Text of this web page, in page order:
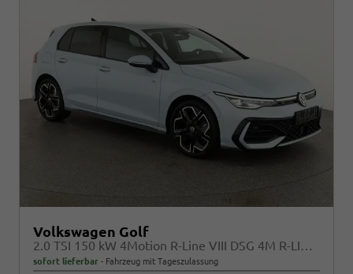
Volkswagen Golf
2.0 TSI 150 kW 4Motion R-Line VIII DSG 4M R-LINE, LED-Plus, 18-Zoll, Side, Kamera, Winter, 3 J.-Garantie
sofort lieferbar Fahrzeug mit Tageszulassung